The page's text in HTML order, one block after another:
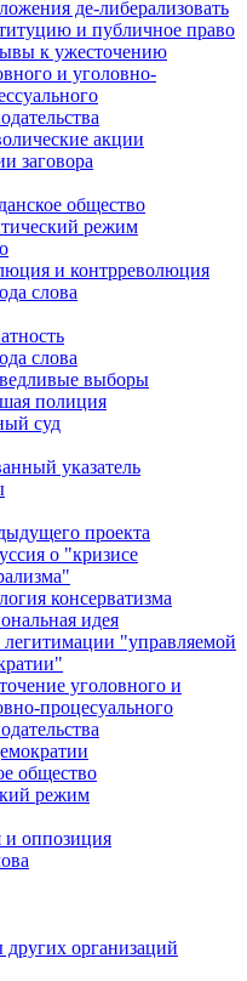
де-либерализовать
и публичное право
к ужесточению
и уголовно-
акции
заговора
общество
режим
и контрреволюция
слова
слова
выборы
полиция
суд
указатель
проекта
о "кризисе
консерватизма
идея
"управляемой
уголовного и
процесуального
общество
режим
оппозиция
организаций